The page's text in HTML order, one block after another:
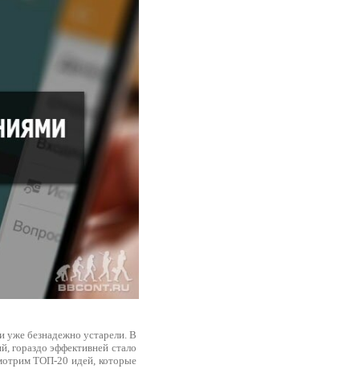
уже безнадежно устарели. В
гораздо эффективней стало
ТОП-20 идей, которые